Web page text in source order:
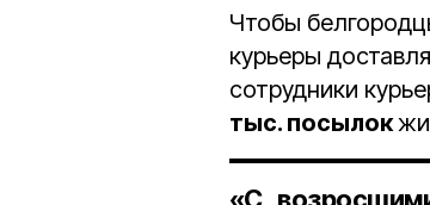
Чтобы
курьеры
сотрудники
тыс. посылок